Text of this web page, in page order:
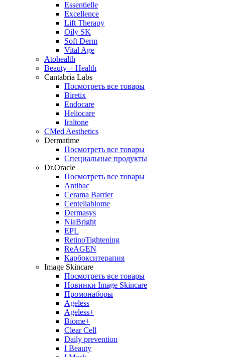
Essentielle
Excellence
Lift Therapy
Oily SK
Soft Derm
Vital Age
Atohealth
Beauty + Health
Cantabria Labs
Посмотреть все товары
Biretix
Endocare
Heliocare
Iraltone
CMed Aesthetics
Dermatime
Посмотреть все товары
Специальные продукты
Dr.Oracle
Посмотреть все товары
Antibac
Cerama Barrier
Centellabiome
Dermasys
NiaBright
EPL
RetinoTightening
ReAGEN
Карбокситерапия
Image Skincare
Посмотреть все товары
Новинки Image Skincare
Промонаборы
Ageless
Ageless+
Biome+
Clear Cell
Daily prevention
I Beauty